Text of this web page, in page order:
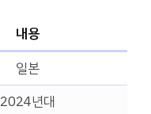
내용
일본
2024년대